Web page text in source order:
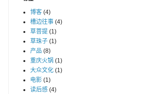
博客 (4)
槽边往事 (4)
草菩提 (1)
草珠子 (1)
产品 (8)
重庆火锅 (1)
大众文化 (1)
电影 (1)
读后感 (4)